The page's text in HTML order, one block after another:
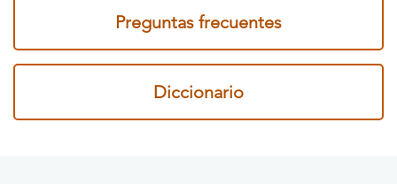
Preguntas frecuentes
Diccionario